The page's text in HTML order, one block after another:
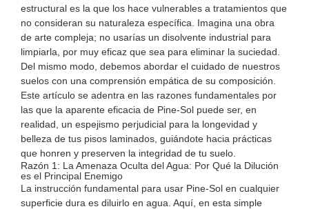
estructural es la que los hace vulnerables a tratamientos que
no consideran su naturaleza específica. Imagina una obra
de arte compleja; no usarías un disolvente industrial para
limpiarla, por muy eficaz que sea para eliminar la suciedad.
Del mismo modo, debemos abordar el cuidado de nuestros
suelos con una comprensión empática de su composición.
Este artículo se adentra en las razones fundamentales por
las que la aparente eficacia de Pine-Sol puede ser, en
realidad, un espejismo perjudicial para la longevidad y
belleza de tus pisos laminados, guiándote hacia prácticas
que honren y preserven la integridad de tu suelo.
Razón 1: La Amenaza Oculta del Agua: Por Qué la Dilución
es el Principal Enemigo
La instrucción fundamental para usar Pine-Sol en cualquier
superficie dura es diluirlo en agua. Aquí, en esta simple